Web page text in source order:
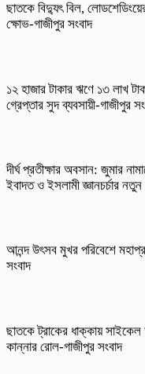
ছাতকে বিদ্যুৎ বিল,
ক্ষোভ-গাজীপুর সংবাদ
১২ হাজার টাকার ঋণে ১৩ লাখ
গ্রেপ্তার সুদ ব্যবসায়ী-গাজীপুর
দীর্ঘ প্রতীক্ষার অবসান: জুমার
ইবাদত ও ইসলামী জ্ঞানচর্চার
আনন্দ উৎসব মুখর পরিবেশে
সংবাদ
ছাতকে ট্রাকের ধাক্কায়
কান্নার রোল-গাজীপুর সংবাদ